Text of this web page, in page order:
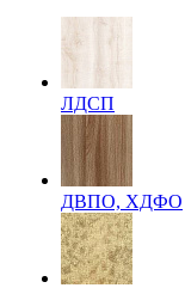
ЛДСП
ДВПО, ХДФО